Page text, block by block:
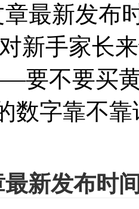
最新发布
新手家长
要不要买
数字靠不
新发布时间